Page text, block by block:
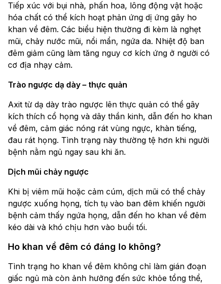
Tiếp xúc với bụi nhà, phấn hoa, lông động vật hoặc
hóa chất có thể kích hoạt phản ứng dị ứng gây ho
khan về đêm. Các biểu hiện thường đi kèm là nghẹt
mũi, chảy nước mũi, nổi mẩn, ngứa da. Nhiệt độ ban
đêm giảm cũng làm tăng nguy cơ kích ứng ở người có
cơ địa nhạy cảm.
Trào ngược dạ dày – thực quản
Axit từ dạ dày trào ngược lên thực quản có thể gây
kích thích cổ họng và dây thần kinh, dẫn đến ho khan
về đêm, cảm giác nóng rát vùng ngực, khàn tiếng,
đau rát họng. Tình trạng này thường tệ hơn khi người
bệnh nằm ngủ ngay sau khi ăn.
Dịch mũi chảy ngược
Khi bị viêm mũi hoặc cảm cúm, dịch mũi có thể chảy
ngược xuống họng, tích tụ vào ban đêm khiến người
bệnh cảm thấy ngứa họng, dẫn đến ho khan về đêm
kéo dài và khó chịu hơn vào buổi tối.
Ho khan về đêm có đáng lo không?
Tình trạng ho khan về đêm không chỉ làm gián đoạn
giấc ngủ mà còn ảnh hưởng đến sức khỏe tổng thể,